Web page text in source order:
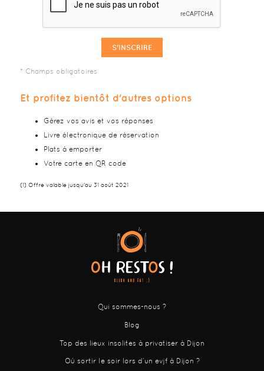
S'INSCRIRE
Et profitez bientôt d'autres options
Gérez vos avis et vos réponses
Livre électronique de réservation
Plats à emporter
Votre carte en QR code
(1) Offre valable jusqu'au 31 août 2021
Qui sommes-nous ?
Blog
Top des lieux insolites à privatiser à Dijon
Où sortir le soir lors d’un evjf à Dijon ?